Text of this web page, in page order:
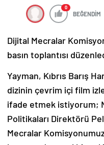
basın toplantısı
dizinin çevrim içi film
ifade etmek istiyorum;
Politikaları Direktörü
Mecralar
konusunda, nasıl bir yol